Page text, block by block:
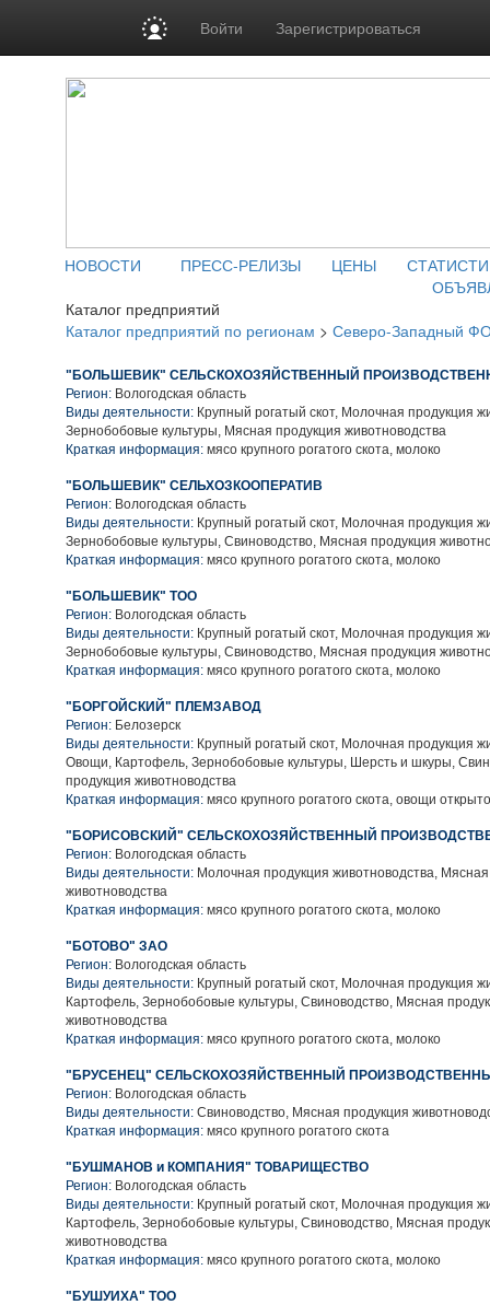
Войти Зарегистрироваться
НОВОСТИ ПРЕСС-РЕЛИЗЫ ЦЕНЫ
Каталог предприятий
Каталог предприятий по регионам > Северо-Западный
"БОЛЬШЕВИК" СЕЛЬСКОХОЗЯЙСТВЕННЫЙ
Регион: Вологодская область
Виды деятельности: Крупный рогатый скот, Молочная продукция
Зернобобовые культуры, Мясная продукция животноводства
Краткая информация: мясо крупного рогатого скота, молоко
"БОЛЬШЕВИК" СЕЛЬХОЗКООПЕРАТИВ
Регион: Вологодская область
Виды деятельности: Крупный рогатый скот, Молочная продукция
Зернобобовые культуры, Свиноводство, Мясная продукция
Краткая информация: мясо крупного рогатого скота, молоко
"БОЛЬШЕВИК" ТОО
Регион: Вологодская область
Виды деятельности: Крупный рогатый скот, Молочная продукция
Зернобобовые культуры, Свиноводство, Мясная продукция
Краткая информация: мясо крупного рогатого скота, молоко
"БОРГОЙСКИЙ" ПЛЕМЗАВОД
Регион: Белозерск
Виды деятельности: Крупный рогатый скот, Молочная продукция
Овощи, Картофель, Зернобобовые культуры, Шерсть и шкуры,
продукция животноводства
Краткая информация: мясо крупного рогатого скота, овощи
"БОРИСОВСКИЙ" СЕЛЬСКОХОЗЯЙСТВЕННЫЙ
Регион: Вологодская область
Виды деятельности: Молочная продукция животноводства,
животноводства
Краткая информация: мясо крупного рогатого скота, молоко
"БОТОВО" ЗАО
Регион: Вологодская область
Виды деятельности: Крупный рогатый скот, Молочная продукция
Картофель, Зернобобовые культуры, Свиноводство, Мясная
животноводства
Краткая информация: мясо крупного рогатого скота, молоко
"БРУСЕНЕЦ" СЕЛЬСКОХОЗЯЙСТВЕННЫЙ
Регион: Вологодская область
Виды деятельности: Свиноводство, Мясная продукция
Краткая информация: мясо крупного рогатого скота
"БУШМАНОВ и КОМПАНИЯ" ТОВАРИЩЕСТВО
Регион: Вологодская область
Виды деятельности: Крупный рогатый скот, Молочная продукция
Картофель, Зернобобовые культуры, Свиноводство, Мясная
животноводства
Краткая информация: мясо крупного рогатого скота, молоко
"БУШУИХА" ТОО